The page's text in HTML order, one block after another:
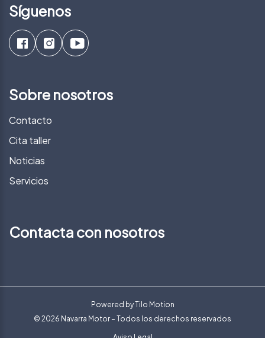
Síguenos
Sobre nosotros
Contacto
Cita taller
Noticias
Servicios
Contacta con nosotros
Powered byTilo Motion
© 2026 Navarra Motor – Todos los derechos reservados